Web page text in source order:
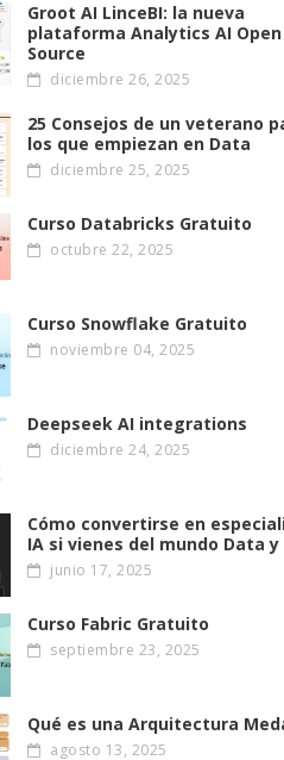
Groot AI LinceBI: la nueva
plataforma Analytics AI Open
Source
diciembre 26, 2025
25 Consejos de un veterano
los que empiezan en Data
diciembre 25, 2025
Curso Databricks Gratuito
octubre 22, 2025
Curso Snowflake Gratuito
noviembre 04, 2025
Deepseek AI integrations
diciembre 24, 2025
Cómo convertirse en
IA si vienes del mundo Data y
junio 17, 2025
Curso Fabric Gratuito
septiembre 23, 2025
Qué es una Arquitectura
agosto 13, 2025